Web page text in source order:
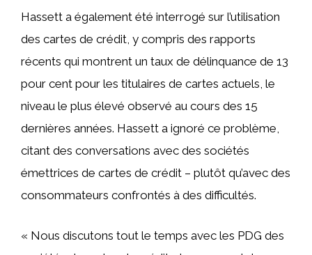
Hassett a également été interrogé sur l’utilisation
des cartes de crédit, y compris des rapports
récents qui montrent un taux de délinquance de 13
pour cent pour les titulaires de cartes actuels, le
niveau le plus élevé observé au cours des 15
dernières années. Hassett a ignoré ce problème,
citant des conversations avec des sociétés
émettrices de cartes de crédit – plutôt qu’avec des
consommateurs confrontés à des difficultés.
« Nous discutons tout le temps avec les PDG des